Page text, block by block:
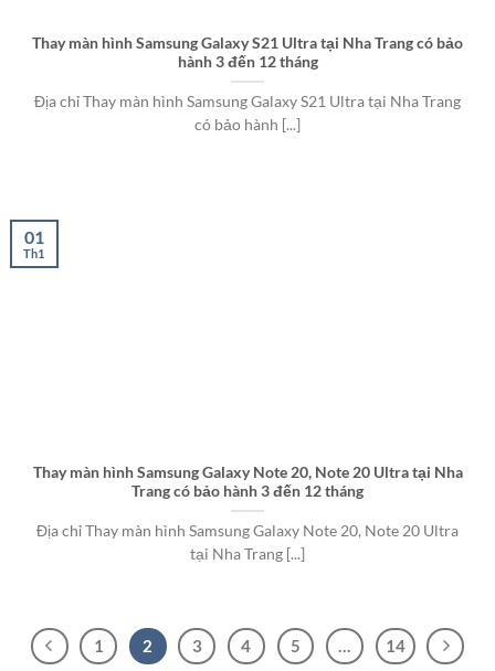
Thay màn hình Samsung Galaxy S21 Ultra tại Nha Trang có bảo
hành 3 đến 12 tháng
Địa chỉ Thay màn hình Samsung Galaxy S21 Ultra tại Nha Trang
có bảo hành [...]
Thay màn hình Samsung Galaxy Note 20, Note 20 Ultra tại Nha
Trang có bảo hành 3 đến 12 tháng
Địa chỉ Thay màn hình Samsung Galaxy Note 20, Note 20 Ultra
tại Nha Trang [...]
01
Th1
1 2 3 4 5 … 14